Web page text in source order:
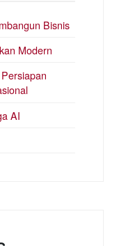
Bisnis
Modern
AI